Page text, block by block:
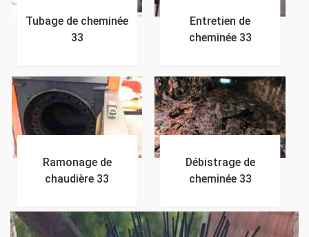
Tubage de cheminée
33
Entretien de
cheminée 33
Ramonage de
chaudière 33
Débistrage de
cheminée 33